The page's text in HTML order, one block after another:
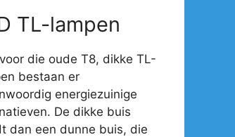
TL-lampen
die oude T8, dikke TL-
bestaan er
energiezuinige
De dikke buis
dan een dunne buis, die